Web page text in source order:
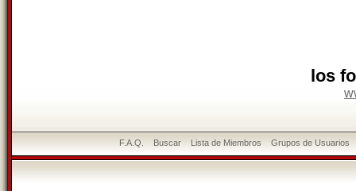
los
F.A.Q. Buscar Lista de Miembros Grupos de Usuarios